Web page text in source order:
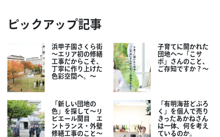
ピックアップ記事
浜甲子園さくら街
～エリア初の修繕
工事だからこそ、
丁寧に作り上げた
色彩空間へ。～
子育てに開かれた
団地へ～「こサ
ポ」さんのこと、
ご存知ですか？～
「新しい団地の
色」を探して～リ
ビエール関目 エ
ントランス・外壁
修繕工事のこと～
「有明海苔どぶろ
く」を個人で売り
きったあかねさん
は一体、何を考え
ているのか。